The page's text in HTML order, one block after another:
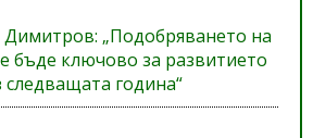
„Подобряването на
бъде ключово за развитието
година“